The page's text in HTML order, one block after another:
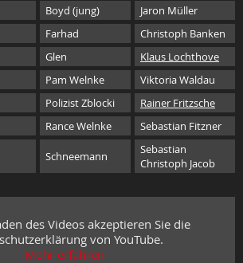
Boyd (jung)
Jaron Müller
Farhad
Christoph Banken
Glen
Klaus Lochthove
Pam Welnke
Viktoria Waldau
Polizist Zblocki
Rainer Fritzsche
Rance Welnke Sebastian Fitzner
Schneemann
Sebastian
Christoph Jacob
des Videos akzeptieren Sie die
von YouTube.
Mehr erfahren